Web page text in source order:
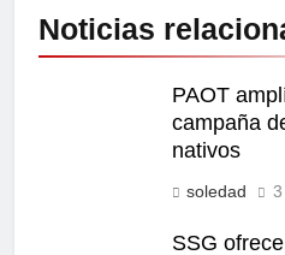
Noticias
PAOT
campaña
nativos
soledad
SSG